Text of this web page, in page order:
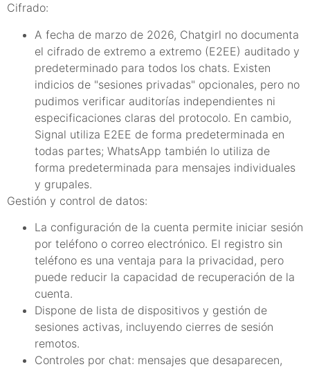
Cifrado:
A fecha de marzo de 2026, Chatgirl no documenta
el cifrado de extremo a extremo (E2EE) auditado y
predeterminado para todos los chats. Existen
indicios de "sesiones privadas" opcionales, pero no
pudimos verificar auditorías independientes ni
especificaciones claras del protocolo. En cambio,
Signal utiliza E2EE de forma predeterminada en
todas partes; WhatsApp también lo utiliza de
forma predeterminada para mensajes individuales
y grupales.
Gestión y control de datos:
La configuración de la cuenta permite iniciar sesión
por teléfono o correo electrónico. El registro sin
teléfono es una ventaja para la privacidad, pero
puede reducir la capacidad de recuperación de la
cuenta.
Dispone de lista de dispositivos y gestión de
sesiones activas, incluyendo cierres de sesión
remotos.
Controles por chat: mensajes que desaparecen,